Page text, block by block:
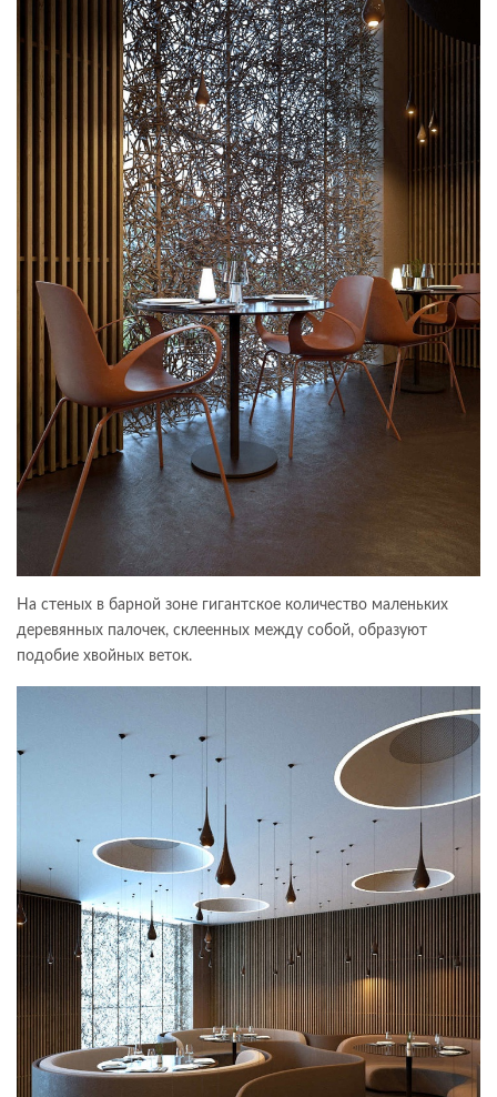
На стеных в барной зоне гигантское количество маленьких
деревянных палочек, склеенных между собой, образуют
подобие хвойных веток.